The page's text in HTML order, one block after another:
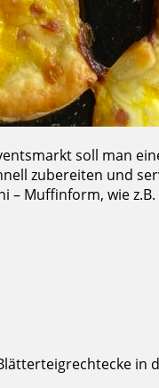
soll man
zubereiten und
– Muffinform, wie z.B.
in